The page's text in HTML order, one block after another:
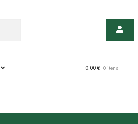
0.00€ 0 itens